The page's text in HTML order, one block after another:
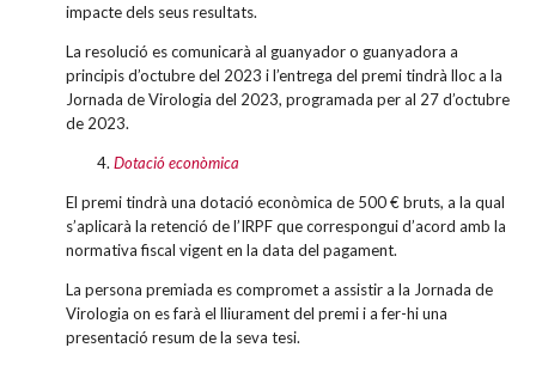
impacte dels seus resultats.
La resolució es comunicarà al guanyador o guanyadora a
principis d’octubre del 2023 i l’entrega del premi tindrà lloc a la
Jornada de Virologia del 2023, programada per al 27 d’octubre
de 2023.
Dotació econòmica
El premi tindrà una dotació econòmica de 500 € bruts, a la qual
s’aplicarà la retenció de l’IRPF que correspongui d’acord amb la
normativa fiscal vigent en la data del pagament.
La persona premiada es compromet a assistir a la Jornada de
Virologia on es farà el lliurament del premi i a fer-hi una
presentació resum de la seva tesi.